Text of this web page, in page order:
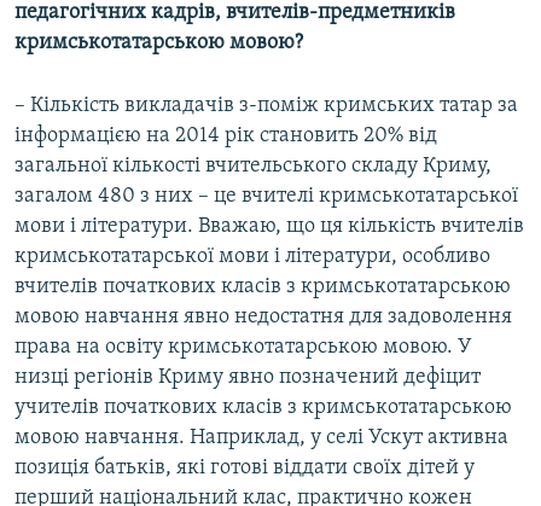
педагогічних кадрів, вчителів-предметників
кримськотатарською мовою?
– Кількість викладачів з-поміж кримських татар за
інформацією на 2014 рік становить 20% від
загальної кількості вчительського складу Криму,
загалом 480 з них – це вчителі кримськотатарської
мови і літератури. Вважаю, що ця кількість вчителів
кримськотатарської мови і літератури, особливо
вчителів початкових класів з кримськотатарською
мовою навчання явно недостатня для задоволення
права на освіту кримськотатарською мовою. У
низці регіонів Криму явно позначений дефіцит
учителів початкових класів з кримськотатарською
мовою навчання. Наприклад, у селі Ускут активна
позиція батьків, які готові віддати своїх дітей у
перший національний клас, практично кожен